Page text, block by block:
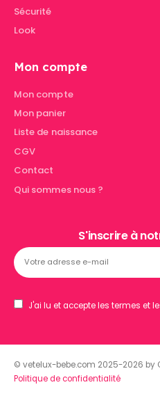
Sécurité
Look
Mon compte
Mon compte
Mon panier
Liste de naissance
CGV
Contact
Qui sommes nous ?
S'inscrire à
J'ai lu et accepte les termes et
© vetelux-bebe.com 2025-2026 by
Politique de confidentialité